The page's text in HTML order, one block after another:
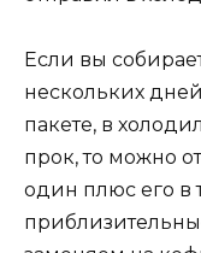
Если вы
нескольких
пакете, в
прок, то можно
один плюс его в